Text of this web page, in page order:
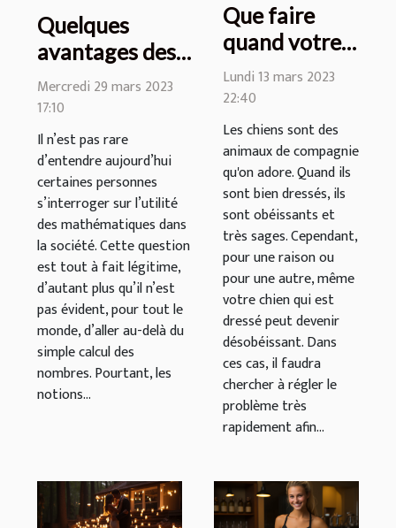
Quelques
avantages des
mathématiques
à connaître
Mercredi 29 mars 2023
17:10
Il n’est pas rare
d’entendre aujourd’hui
certaines personnes
s’interroger sur l’utilité
des mathématiques dans
la société. Cette question
est tout à fait légitime,
d’autant plus qu’il n’est
pas évident, pour tout le
monde, d’aller au-delà du
simple calcul des
nombres. Pourtant, les
notions...
Que faire
quand votre
chien ne vous
obéit plus?
Lundi 13 mars 2023
22:40
Les chiens sont des
animaux de compagnie
qu'on adore. Quand ils
sont bien dressés, ils
sont obéissants et
très sages. Cependant,
pour une raison ou
pour une autre, même
votre chien qui est
dressé peut devenir
désobéissant. Dans
ces cas, il faudra
chercher à régler le
problème très
rapidement afin...